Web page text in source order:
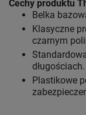
Cechy produktu
Belka
Klasyczne
czarnym
długościach.
Plastikowe